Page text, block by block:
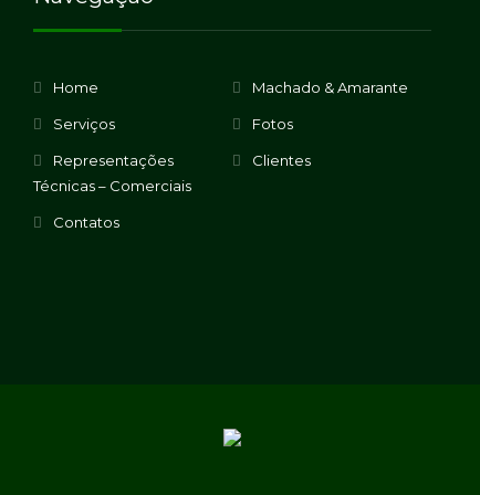
Home Machado & Amarante
Serviços Fotos
Representações
Técnicas – Comerciais
Clientes
Contatos